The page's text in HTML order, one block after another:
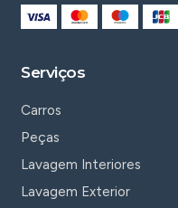
Serviços
Carros
Peças
Lavagem Interiores
Lavagem Exterior